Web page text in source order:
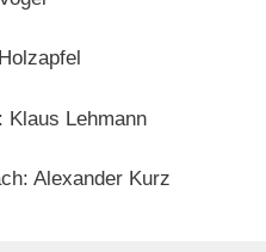
Klaus Lehmann
Alexander Kurz